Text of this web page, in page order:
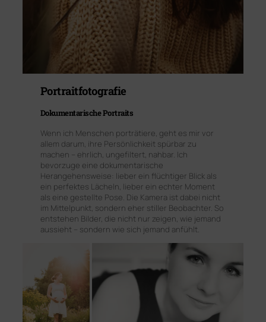
Portraitfotografie
Dokumentarische Portraits
Wenn ich Menschen porträtiere, geht es mir vor
allem darum, ihre Persönlichkeit spürbar zu
machen – ehrlich, ungefiltert, nahbar. Ich
bevorzuge eine dokumentarische
Herangehensweise: lieber ein flüchtiger Blick als
ein perfektes Lächeln, lieber ein echter Moment
als eine gestellte Pose. Die Kamera ist dabei nicht
im Mittelpunkt, sondern eher stiller Beobachter. So
entstehen Bilder, die nicht nur zeigen, wie jemand
aussieht – sondern wie sich jemand anfühlt.